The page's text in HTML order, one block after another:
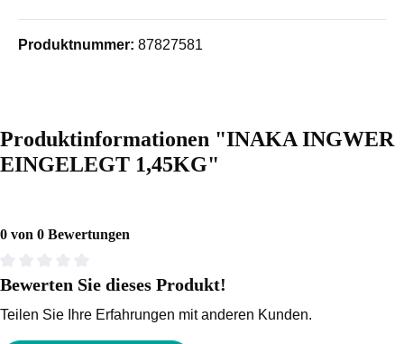
Produktnummer: 87827581
Produktinformationen "INAKA INGWER
EINGELEGT 1,45KG"
0 von 0 Bewertungen
Durchschnittliche Bewertung von 0 von 5 Sternen
Bewerten Sie dieses Produkt!
Teilen Sie Ihre Erfahrungen mit anderen Kunden.